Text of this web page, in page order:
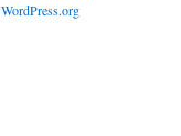
WordPress.org